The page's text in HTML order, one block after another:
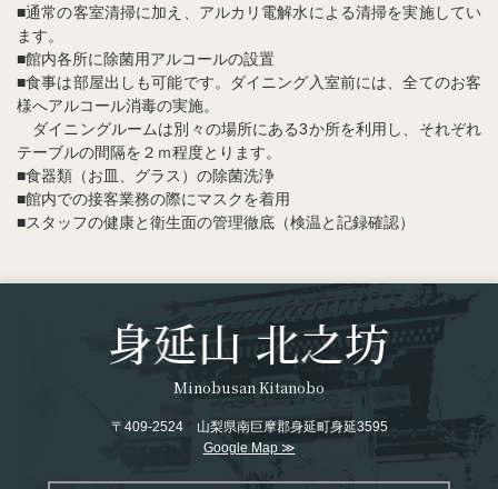
■通常の客室清掃に加え、アルカリ電解水による清掃を実施してい
ます。
■館内各所に除菌用アルコールの設置
■食事は部屋出しも可能です。ダイニング入室前には、全てのお客
様へアルコール消毒の実施。
ダイニングルームは別々の場所にある3か所を利用し、それぞれ
テーブルの間隔を２ｍ程度とります。
■食器類（お皿、グラス）の除菌洗浄
■館内での接客業務の際にマスクを着用
■スタッフの健康と衛生面の管理徹底（検温と記録確認）
Minobusan Kitanobo
〒409-2524 山梨県南巨摩郡身延町身延3595
Google Map ≫